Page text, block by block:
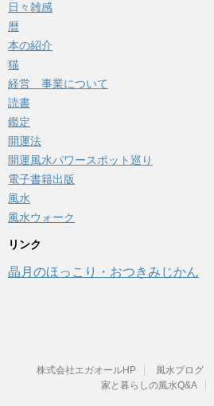
日々雑感
暦
本の紹介
猫
経営 事業について
読書
鑑定
開運法
開運風水パワースポット巡り
電子書籍出版
風水
風水ウォーク
リンク
晶月のほっこり・おつきみじかん
株式会社エガオールHP 風水ブログ
家と暮らしの風水Q&A